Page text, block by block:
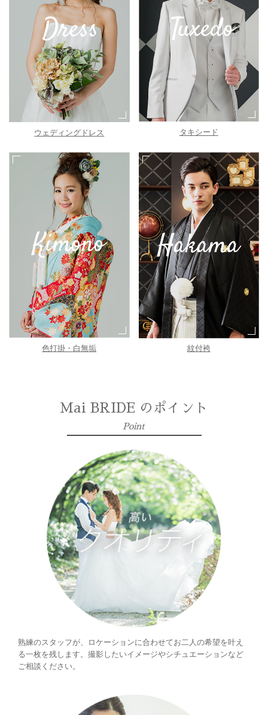
ウェディングドレス タキシード
色打掛・白無垢 紋付袴
Mai BRIDE のポイント
Point
熟練のスタッフが、ロケーションに合わせてお二人の希望を叶え
る一枚を残します。撮影したいイメージやシチュエーションなど
ご相談ください。